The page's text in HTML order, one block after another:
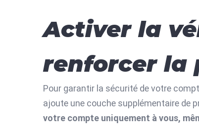
Activer la
renforcer la
Pour garantir la sécurité de votre
ajoute une couche supplémentaire de
votre compte uniquement à vous,